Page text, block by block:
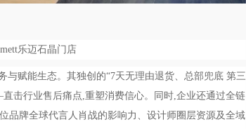
乐迈石晶门店
与赋能生态。其独创的“7天无理由退货、总部兜底 第三
击行业售后痛点,重塑消费信心。同时,企业还通过全链
品牌全球代言人肖战的影响力、设计师圈层资源及全域